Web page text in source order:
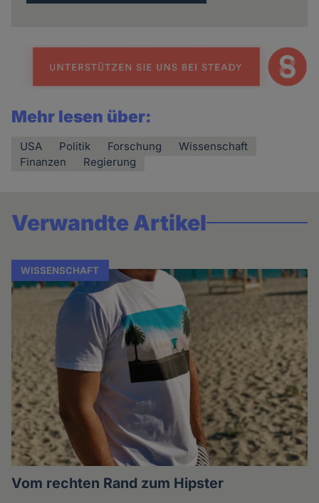
Mehr lesen über:
USA Politik Forschung
Wissenschaft
Finanzen
Regierung
Verwandte Artikel
WISSENSCHAFT
Vom rechten Rand zum Hipster